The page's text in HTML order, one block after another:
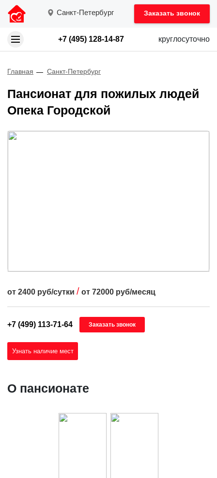
Санкт-Петербург Заказать звонок
+7 (495) 128-14-87 круглосуточно
Главная Санкт-Петербург
Пансионат для пожилых людей
Опека Городской
от 2400 руб/сутки / от 72000 руб/месяц
+7 (499) 113-71-64 Заказать звонок
Узнать наличие мест
О пансионате